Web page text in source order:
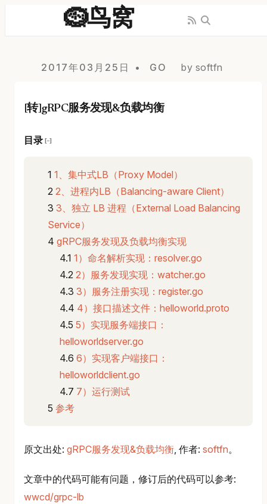
🪹鸟窝
2017年03月25日 GO by softfn
[转]gRPC服务发现&负载均衡
目录 [−]
1、集中式LB（Proxy Model）
2、进程内LB（Balancing-aware Client）
3、独立 LB 进程（External Load Balancing
Service）
gRPC服务发现及负载均衡实现
1）命名解析实现：resolver.go
2）服务发现实现：watcher.go
3）服务注册实现：register.go
4）接口描述文件：helloworld.proto
5）实现服务端接口：
helloworldserver.go
6）实现客户端接口：
helloworldclient.go
7）运行测试
参考
原文出处: gRPC服务发现&负载均衡, 作者: softfn。
文章中的代码可能有问题，修订后的代码可以参考:
wwcd/grpc-lb